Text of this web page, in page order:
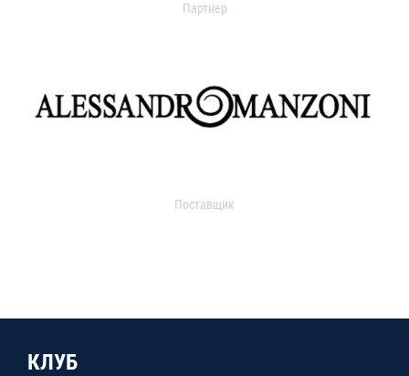
Партнер
Поставщик
КЛУБ